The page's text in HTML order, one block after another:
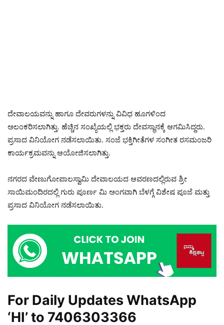
ದೇವಾಲಯವನ್ನು ಹಾಗೂ ದೇವರುಗಳನ್ನು ವಿವಿಧ ಹೂಗಳಿಂದ
ಅಲಂಕರಿಸಲಾಗಿತ್ತು. ಹೆಚ್ಚಿನ ಸಂಖ್ಯೆಯಲ್ಲಿ ಭಕ್ತರು ದೇವಸ್ಥಾನಕ್ಕೆ ಆಗಮಿಸಿದ್ದರು.
ಪ್ರಸಾದ ವಿನಿಯೋಗ ನಡೆಸಲಾಯಿತು. ಸಂಜೆ ಭಕ್ತಿಗೀತೆಗಳ ಸಂಗೀತ ರಸಮಂಜರಿ
ಕಾರ್ಯಕ್ರಮವನ್ನು ಆಯೋಜಿಸಲಾಗಿತ್ತು.
ನಗರದ ವೇಣುಗೋಪಾಲಸ್ವಾಮಿ ದೇವಾಲಯದ ಆವರಣದಲ್ಲಿರುವ ಶ್ರೀ
ಸಾಯಿಮಂದಿರದಲ್ಲಿ ಗುರು ಪೂರ್ಣ ಮಿ ಅಂಗವಾಗಿ ಬೆಳಗ್ಗೆ ವಿಶೇಷ ಪೂಜೆ ಮತ್ತು
ಪ್ರಸಾದ ವಿನಿಯೋಗ ನಡೆಸಲಾಯಿತು.
For Daily Updates WhatsApp
‘HI’ to 7406303366